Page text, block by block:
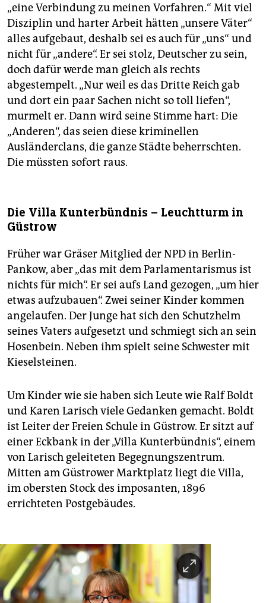
„eine Verbindung zu meinen Vorfahren.“ Mit viel
Disziplin und harter Arbeit hätten „unsere Väter“
alles aufgebaut, deshalb sei es auch für „uns“ und
nicht für „andere“. Er sei stolz, Deutscher zu sein,
doch dafür werde man gleich als rechts
abgestempelt. „Nur weil es das Dritte Reich gab
und dort ein paar Sachen nicht so toll liefen“,
murmelt er. Dann wird seine Stimme hart: Die
„Anderen“, das seien diese kriminellen
Ausländerclans, die ganze Städte beherrschten.
Die müssten sofort raus.
Die Villa Kunterbündnis – Leuchtturm in
Güstrow
Früher war Gräser Mitglied der NPD in Berlin-
Pankow, aber „das mit dem Parlamentarismus ist
nichts für mich“. Er sei aufs Land gezogen, „um hier
etwas aufzubauen“. Zwei seiner Kinder kommen
angelaufen. Der Junge hat sich den Schutzhelm
seines Vaters aufgesetzt und schmiegt sich an sein
Hosenbein. Neben ihm spielt seine Schwester mit
Kieselsteinen.
Um Kinder wie sie haben sich Leute wie Ralf Boldt
und Karen Larisch viele Gedanken gemacht. Boldt
ist Leiter der Freien Schule in Güstrow. Er sitzt auf
einer Eckbank in der „Villa Kunterbündnis“, einem
von Larisch geleiteten Begegnungszentrum.
Mitten am Güstrower Marktplatz liegt die Villa,
im obersten Stock des imposanten, 1896
errichteten Postgebäudes.